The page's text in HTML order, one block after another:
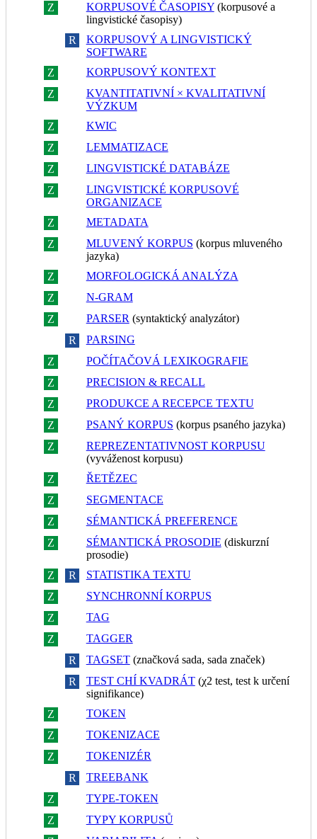
Z
KORPUSOVÉ ČASOPISY(korpusové a
lingvistické časopisy)
R
KORPUSOVÝ A LINGVISTICKÝ
SOFTWARE
Z
KORPUSOVÝ KONTEXT
Z
KVANTITATIVNÍ × KVALITATIVNÍ
VÝZKUM
Z
KWIC
Z
LEMMATIZACE
Z
LINGVISTICKÉ DATABÁZE
Z
LINGVISTICKÉ KORPUSOVÉ
ORGANIZACE
Z
METADATA
Z
MLUVENÝ KORPUS (korpus mluveného
jazyka)
Z
MORFOLOGICKÁ ANALÝZA
Z
N-GRAM
Z
PARSER (syntaktický analyzátor)
R
PARSING
Z
POČÍTAČOVÁ LEXIKOGRAFIE
Z
PRECISION & RECALL
Z
PRODUKCE A RECEPCE TEXTU
Z
PSANÝ KORPUS (korpus psaného jazyka)
Z
REPREZENTATIVNOST KORPUSU
(vyváženost korpusu)
Z
ŘETĚZEC
Z
SEGMENTACE
Z
SÉMANTICKÁ PREFERENCE
Z
SÉMANTICKÁ PROSODIE (diskurzní
prosodie)
Z
R
STATISTIKA TEXTU
Z
SYNCHRONNÍ KORPUS
Z
TAG
Z
TAGGER
R TAGSET(značková sada, sada značek)
R TEST CHÍ KVADRÁT(χ2 test, test k určení
signifikance)
Z
TOKEN
Z
TOKENIZACE
Z
TOKENIZÉR
R
TREEBANK
Z
TYPE-TOKEN
Z
TYPY KORPUSŮ